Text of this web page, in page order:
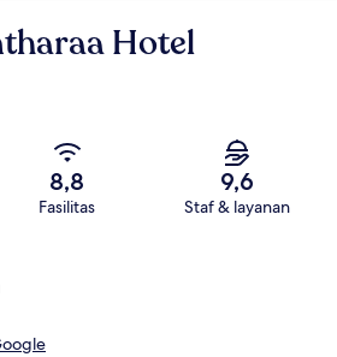
Hotel
8,8
Fasilitas
9,6
Staf & layanan